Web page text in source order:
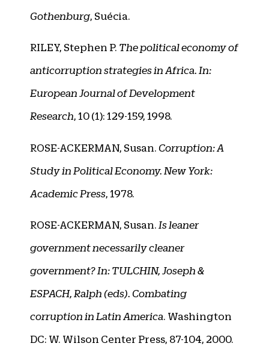
Gothenburg, Suécia.
RILEY, Stephen P. The political economy of
anticorruption strategies in Africa. In:
European Journal of Development
Research, 10 (1): 129-159, 1998.
ROSE-ACKERMAN, Susan. Corruption: A
Study in Political Economy. New York:
Academic Press, 1978.
ROSE-ACKERMAN, Susan. Is leaner
government necessarily cleaner
government? In: TULCHIN, Joseph &
ESPACH, Ralph (eds). Combating
corruption in Latin America. Washington
DC: W. Wilson Center Press, 87-104, 2000.